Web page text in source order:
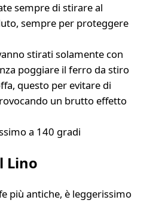
sempre di stirare al
sempre per proteggere
stirati solamente con
poggiare il ferro da stiro
questo per evitare di
un brutto effetto
a 140 gradi
Lino
più antiche, è leggerissimo